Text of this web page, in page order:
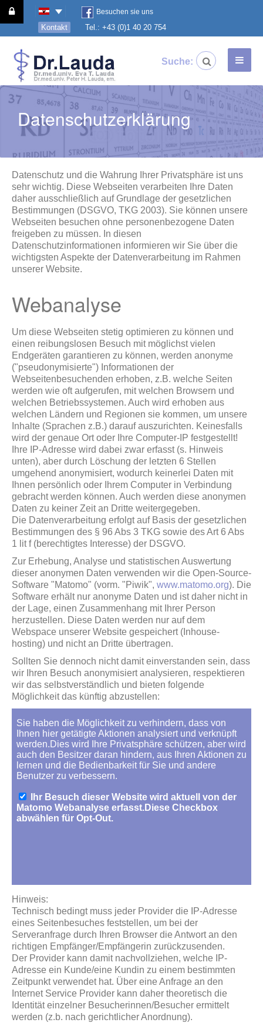
Besuchen sie uns
Kontakt Tel.: +43 (0)1 40 20 754
Suche:
Datenschutzerklärung
Datenschutz und die Wahrung Ihrer Privatsphäre ist uns
sehr wichtig. Diese Webseiten verarbeiten Ihre Daten
daher ausschließlich auf Grundlage der gesetzlichen
Bestimmungen (DSGVO, TKG 2003). Sie können unsere
Webseiten besuchen ohne personenbezogene Daten
freigeben zu müssen. In diesen
Datenschutzinformationen informieren wir Sie über die
wichtigsten Aspekte der Datenverarbeitung im Rahmen
unserer Website.
Webanalyse
Um diese Webseiten stetig optimieren zu können und
einen reibungslosen Besuch mit möglichst vielen
Endgeräten garantieren zu können, werden anonyme
("pseudonymisierte") Informationen der
Webseitenbesuchenden erhoben, z.B. welche Seiten
werden wie oft aufgerufen, mit welchen Browsern und
welchen Betriebssystemen. Auch wird erhoben aus
welchen Ländern und Regionen sie kommen, um unsere
Inhalte (Sprachen z.B.) darauf auszurichten. Keinesfalls
wird der genaue Ort oder Ihre Computer-IP festgestellt!
Ihre IP-Adresse wird dabei zwar erfasst (s. Hinweis
unten), aber durch Löschung der letzten 6 Stellen
umgehend anonymisiert, wodurch keinerlei Daten mit
Ihnen persönlich oder Ihrem Computer in Verbindung
gebracht werden können. Auch werden diese anonymen
Daten zu keiner Zeit an Dritte weitergegeben.
Die Datenverarbeitung erfolgt auf Basis der gesetzlichen
Bestimmungen des § 96 Abs 3 TKG sowie des Art 6 Abs
1 lit f (berechtigtes Interesse) der DSGVO.
Zur Erhebung, Analyse und statistischen Auswertung
dieser anonymen Daten verwenden wir die Open-Source-
Software "Matomo" (vorm. "Piwik", www.matomo.org). Die
Software erhält nur anonyme Daten und ist daher nicht in
der Lage, einen Zusammenhang mit Ihrer Person
herzustellen. Diese Daten werden nur auf dem
Webspace unserer Website gespeichert (Inhouse-
hosting) und nicht an Dritte übertragen.
Sollten Sie dennoch nicht damit einverstanden sein, dass
wir Ihren Besuch anonymisiert analysieren, respektieren
wir das selbstverständlich und bieten folgende
Möglichkeit das künftig abzustellen:
Hinweis:
Technisch bedingt muss jeder Provider die IP-Adresse
eines Seitenbesuches feststellen, um bei der
Serveranfrage durch Ihren Browser die Antwort an den
richtigen Empfänger/Empfängerin zurückzusenden.
Der Provider kann damit nachvollziehen, welche IP-
Adresse ein Kunde/eine Kundin zu einem bestimmten
Zeitpunkt verwendet hat. Über eine Anfrage an den
Internet Service Provider kann daher theoretisch die
Identität einzelner Besucherinnen/Besucher ermittelt
werden (z.b. nach gerichtlicher Anordnung).